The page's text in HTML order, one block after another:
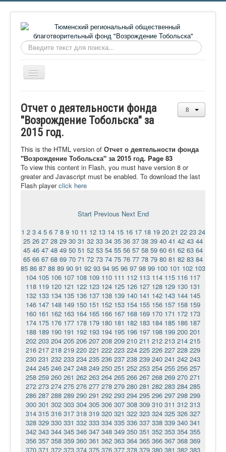
Искать...
Включить/
выключить
О фонде
Онлайн библиотека
Видеоматериалы
Контакты
Сайт проекта Достоевский
Отчет о деятельности фонда
"Возрождение Тобольска" за
2015 год.
This is the HTML version of Отчет о деятельности фонда
"Возрождение Тобольска" за 2015 год. Page 83
To view this content in Flash, you must have version 8 or
greater and Javascript must be enabled. To download the last
Flash playerclick here
Start Previous Next End
1 2 3 4 5 6 7 8 9 10 11 12 13 14 15 16 17 18 19 20 21 22 23 24
25 26 27 28 29 30 31 32 33 34 35 36 37 38 39 40 41 42 43 44
45 46 47 48 49 50 51 52 53 54 55 56 57 58 59 60 61 62 63 64
65 66 67 68 69 70 71 72 73 74 75 76 77 78 79 80 81 82 83 84
85 86 87 88 89 90 91 92 93 94 95 96 97 98 99 100 101 102 103
104 105 106 107 108 109 110 111 112 113 114 115 116 117
118 119 120 121 122 123 124 125 126 127 128 129 130 131
132 133 134 135 136 137 138 139 140 141 142 143 144 145
146 147 148 149 150 151 152 153 154 155 156 157 158 159
160 161 162 163 164 165 166 167 168 169 170 171 172 173
174 175 176 177 178 179 180 181 182 183 184 185 186 187
188 189 190 191 192 193 194 195 196 197 198 199 200 201
202 203 204 205 206 207 208 209 210 211 212 213 214 215
216 217 218 219 220 221 222 223 224 225 226 227 228 229
230 231 232 233 234 235 236 237 238 239 240 241 242 243
244 245 246 247 248 249 250 251 252 253 254 255 256 257
258 259 260 261 262 263 264 265 266 267 268 269 270 271
272 273 274 275 276 277 278 279 280 281 282 283 284 285
286 287 288 289 290 291 292 293 294 295 296 297 298 299
300 301 302 303 304 305 306 307 308 309 310 311 312 313
314 315 316 317 318 319 320 321 322 323 324 325 326 327
328 329 330 331 332 333 334 335 336 337 338 339 340 341
342 343 344 345 346 347 348 349 350 351 352 353 354 355
356 357 358 359 360 361 362 363 364 365 366 367 368 369
370 371 372 373 374 375 376 377 378 379 380 381 382 383